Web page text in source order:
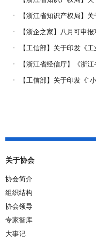
权风险统一基础性保障保险
【浙江省知识产权局】
理指引》的通知
【浙企之家】八月可申
【工信部】关于印发《
知
【浙江省经信厅】《浙
施方案（2026-2030年）》
【工信部】关于印发《“
关于协会
协会简介
组织结构
协会领导
专家智库
大事记